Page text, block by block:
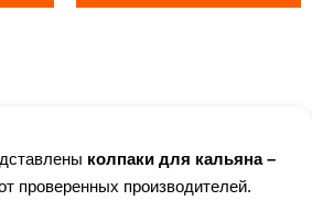
колпаки для кальяна –
проверенных производителей.